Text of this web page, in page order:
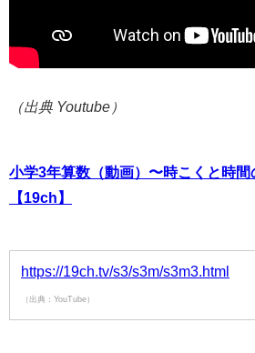
（出典 Youtube）
小学3年算数（動画）〜時こくと時間
【19ch】
https://19ch.tv/s3/s3m/s3m3.html
（出典：YouTube）